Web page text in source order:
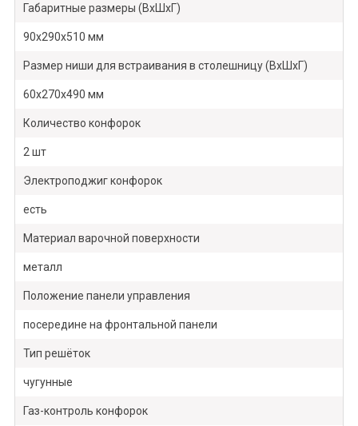
Габаритные размеры (ВхШхГ)
90х290x510 мм
Размер ниши для встраивания в столешницу (ВхШхГ)
60х270x490 мм
Количество конфорок
2 шт
Электроподжиг конфорок
есть
Материал варочной поверхности
металл
Положение панели управления
посередине на фронтальной панели
Тип решёток
чугунные
Газ-контроль конфорок